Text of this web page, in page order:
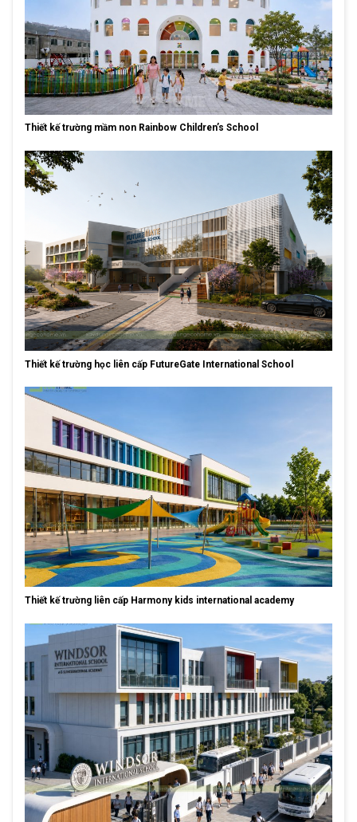
Thiết kế trường mầm non Rainbow Children’s School
Thiết kế trường học liên cấp FutureGate International School
Thiết kế trường liên cấp Harmony kids international academy